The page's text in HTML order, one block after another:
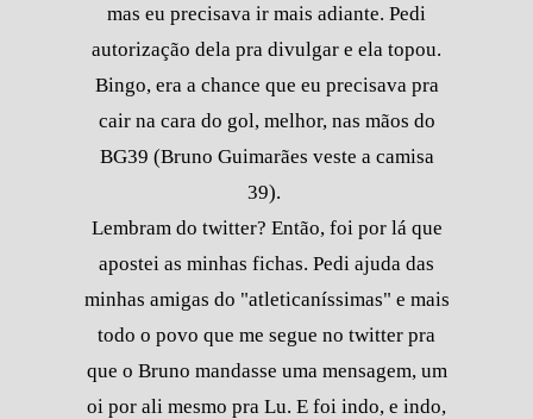
mas eu precisava ir mais adiante. Pedi
autorização dela pra divulgar e ela topou.
Bingo, era a chance que eu precisava pra
cair na cara do gol, melhor, nas mãos do
BG39 (Bruno Guimarães veste a camisa
39).
Lembram do twitter? Então, foi por lá que
apostei as minhas fichas. Pedi ajuda das
minhas amigas do "atleticaníssimas" e mais
todo o povo que me segue no twitter pra
que o Bruno mandasse uma mensagem, um
oi por ali mesmo pra Lu. E foi indo, e indo,